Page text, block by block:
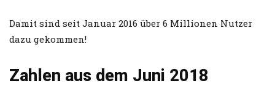
Damit sind seit Januar 2016 über 6 Millionen Nutzer
dazu gekommen!
Zahlen aus dem Juni 2018